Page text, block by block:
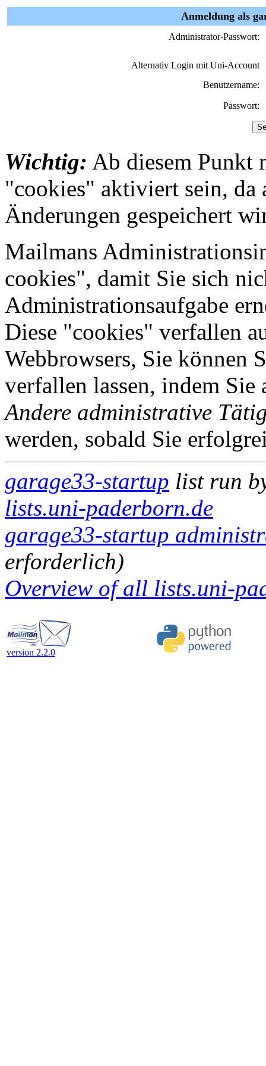
Anmeldung als
Administrator-Passwort:
Alternativ Login mit Uni-Account
Benutzername:
Passwort:
Wichtig: Ab diesem Punkt
"cookies" aktiviert sein, da
Änderungen gespeichert
Mailmans
cookies", damit Sie sich
Administrationsaufgabe
Diese "cookies" verfallen
Webbrowsers, Sie können
verfallen lassen, indem
Andere administrative
werden, sobald Sie
garage33-startup list run
lists.uni-paderborn.de
garage33-startup
erforderlich)
Overview of all lists.uni-
version 2.2.0